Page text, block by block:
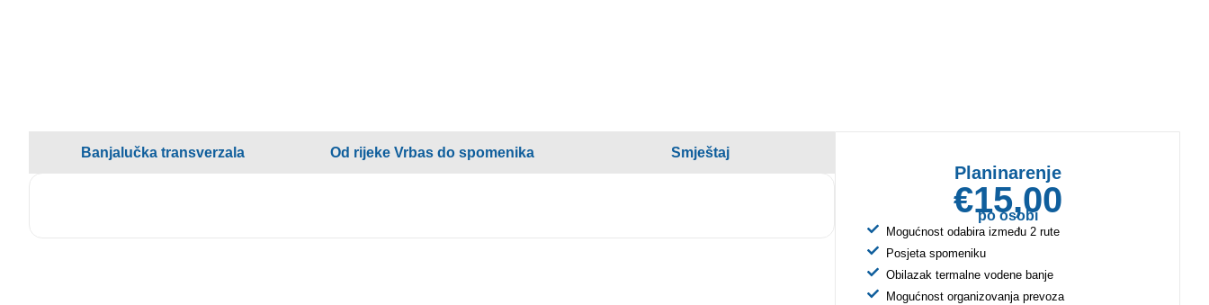
Banjalučka transverzala Od rijeke Vrbas do spomenika Smještaj
Planinarenje
€15,00
po osobi
Mogućnost odabira između 2 rute
Posjeta spomeniku
Obilazak termalne vodene banje
Mogućnost organizovanja prevoza